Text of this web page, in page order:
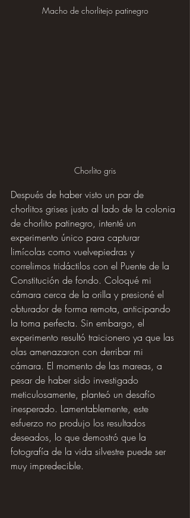
Macho de chorlitejo patinegro
Chorlito gris
Después de haber visto un par de
chorlitos grises justo al lado de la colonia
de chorlito patinegro, intenté un
experimento único para capturar
limícolas como vuelvepiedras y
correlimos tridáctilos con el Puente de la
Constitución de fondo. Coloqué mi
cámara cerca de la orilla y presioné el
obturador de forma remota, anticipando
la toma perfecta. Sin embargo, el
experimento resultó traicionero ya que las
olas amenazaron con derribar mi
cámara. El momento de las mareas, a
pesar de haber sido investigado
meticulosamente, planteó un desafío
inesperado. Lamentablemente, este
esfuerzo no produjo los resultados
deseados, lo que demostró que la
fotografía de la vida silvestre puede ser
muy impredecible.